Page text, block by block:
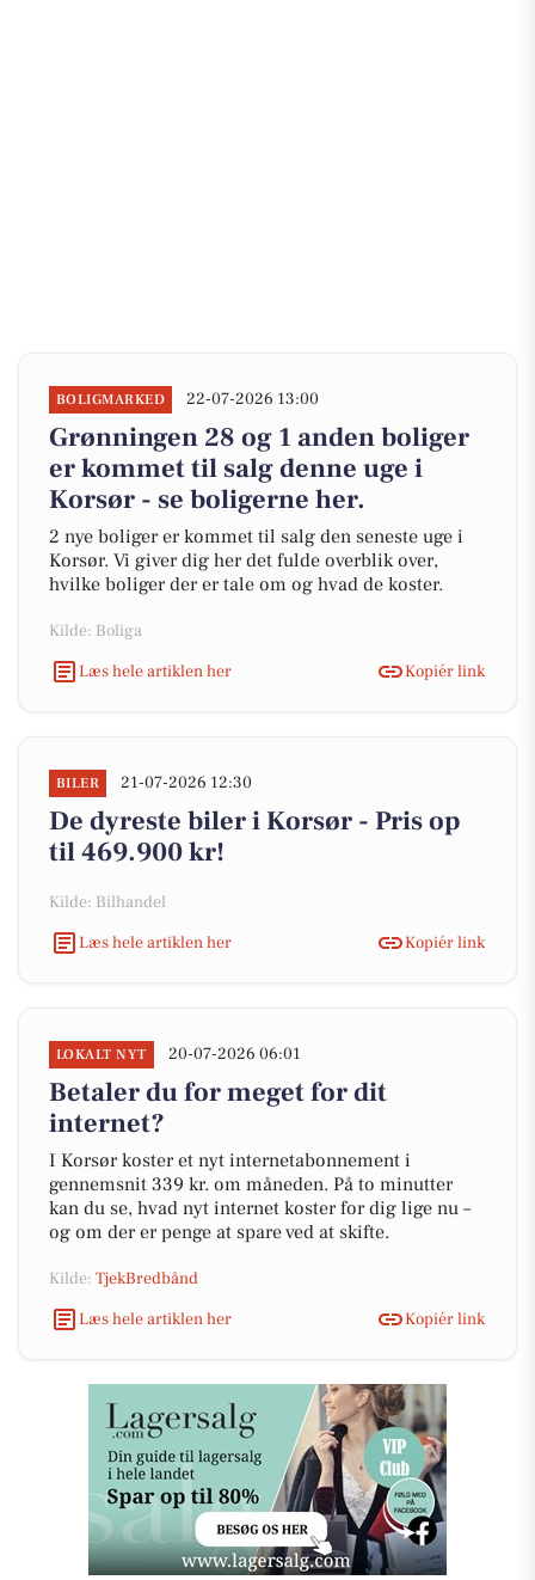
BOLIGMARKED 22-07-2026 13:00
Grønningen 28 og 1 anden boliger
er kommet til salg denne uge i
Korsør - se boligerne her.
2 nye boliger er kommet til salg den seneste uge i
Korsør. Vi giver dig her det fulde overblik over,
hvilke boliger der er tale om og hvad de koster.
Kilde: Boliga
Læs hele artiklen her
Kopiér link
BILER 21-07-2026 12:30
De dyreste biler i Korsør - Pris op
til 469.900 kr!
Kilde: Bilhandel
Læs hele artiklen her
Kopiér link
LOKALT NYT 20-07-2026 06:01
Betaler du for meget for dit
internet?
I Korsør koster et nyt internetabonnement i
gennemsnit 339 kr. om måneden. På to minutter
kan du se, hvad nyt internet koster for dig lige nu –
og om der er penge at spare ved at skifte.
Kilde: TjekBredbånd
Læs hele artiklen her
Kopiér link